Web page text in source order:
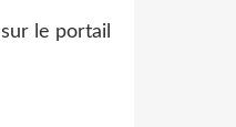
sur le portail